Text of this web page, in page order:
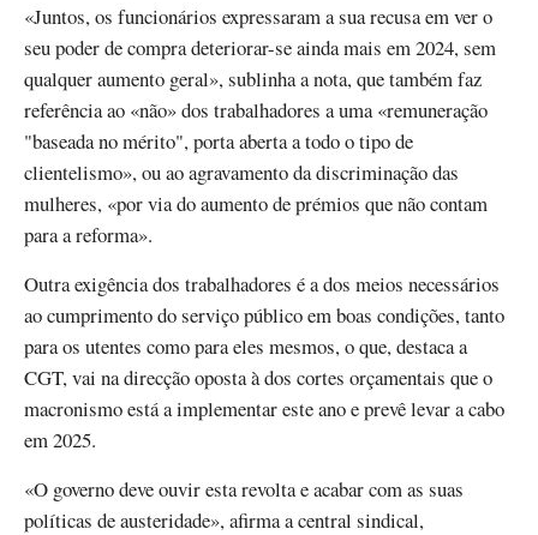
«Juntos, os funcionários expressaram a sua recusa em ver o
seu poder de compra deteriorar-se ainda mais em 2024, sem
qualquer aumento geral», sublinha a nota, que também faz
referência ao «não» dos trabalhadores a uma «remuneração
"baseada no mérito", porta aberta a todo o tipo de
clientelismo», ou ao agravamento da discriminação das
mulheres, «por via do aumento de prémios que não contam
para a reforma».
Outra exigência dos trabalhadores é a dos meios necessários
ao cumprimento do serviço público em boas condições, tanto
para os utentes como para eles mesmos, o que, destaca a
CGT, vai na direcção oposta à dos cortes orçamentais que o
macronismo está a implementar este ano e prevê levar a cabo
em 2025.
«O governo deve ouvir esta revolta e acabar com as suas
políticas de austeridade», afirma a central sindical,